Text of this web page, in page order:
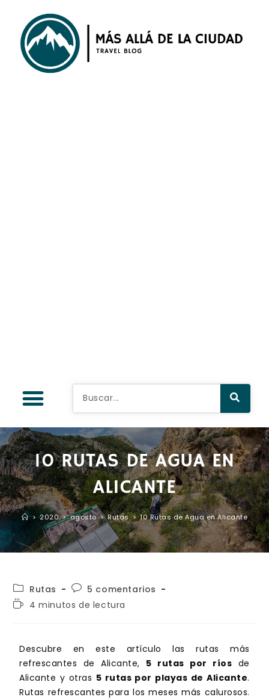
10 RUTAS DE AGUA EN
ALICANTE
> 2020 > agosto > Rutas > 10 Rutas de Agua en Alicante
Rutas
5 comentarios
4 minutos de lectura
Descubre en este artículo las rutas más
refrescantes de Alicante, 5 rutas por ríos de
Alicante y otras 5 rutas por playas de Alicante.
Rutas refrescantes para los meses más calurosos.